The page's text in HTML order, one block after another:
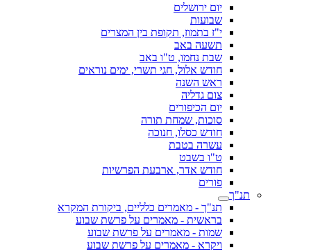
יום ירושלים
שבועות
י"ז בתמוז, תקופת בין המצרים
תשעה באב
שבת נחמו, ט"ו באב
חודש אלול, חגי תשרי, ימים נוראים
ראש השנה
צום גדליה
יום הכיפורים
סוכות, שמחת תורה
חודש כסלו, חנוכה
עשרה בטבת
ט"ו בשבט
חודש אדר, ארבעת הפרשיות
פורים
תנ"ך
תנ"ך - מאמרים כלליים, ביקורת המקרא
בראשית - מאמרים על פרשת שבוע
שמות - מאמרים על פרשת שבוע
ויקרא - מאמרים על פרשת שבוע